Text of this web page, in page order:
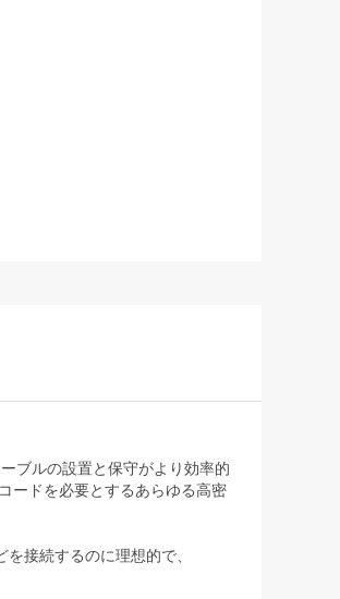
ブルの設置と保守がより効率的
ードを必要とするあらゆる高密
接続するのに理想的で、